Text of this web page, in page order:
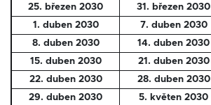
25. březen 2030
31. březen 2030
1. duben 2030
7. duben 2030
8. duben 2030
14. duben 2030
15. duben 2030
21. duben 2030
22. duben 2030
28. duben 2030
29. duben 2030
5. květen 2030